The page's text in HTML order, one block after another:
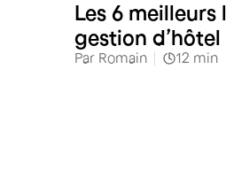
Les 6
gestion
Par Romain 12 min